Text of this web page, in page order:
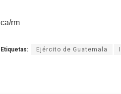
ca/rm
Etiquetas: Ejército de Guatemala